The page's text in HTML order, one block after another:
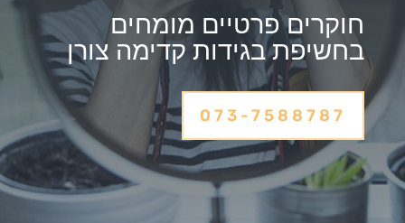
חוקרים פרטיים מומחים
בחשיפת בגידות קדימה צורן
073-7588787